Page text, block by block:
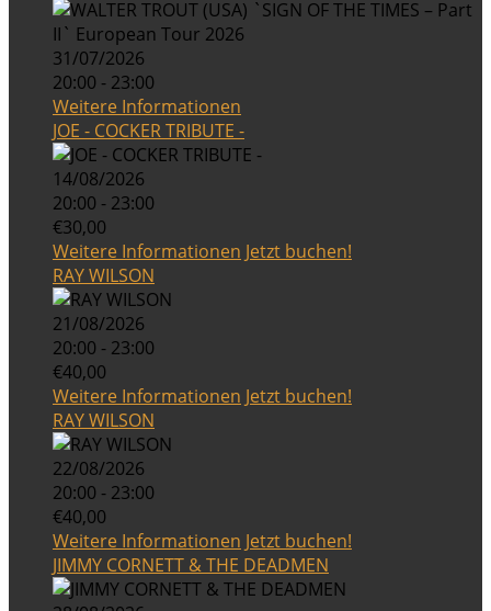
31/07/2026
20:00 - 23:00
Weitere Informationen
JOE - COCKER TRIBUTE -
14/08/2026
20:00 - 23:00
€30,00
Weitere Informationen Jetzt buchen!
RAY WILSON
21/08/2026
20:00 - 23:00
€40,00
Weitere Informationen Jetzt buchen!
RAY WILSON
22/08/2026
20:00 - 23:00
€40,00
Weitere Informationen Jetzt buchen!
JIMMY CORNETT & THE DEADMEN